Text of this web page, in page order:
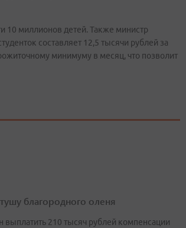
10 миллионов детей. Также министр
составляет 12,5 тысячи рублей за
минимуму в месяц, что позволит
благородного оленя
210 тысяч рублей компенсации